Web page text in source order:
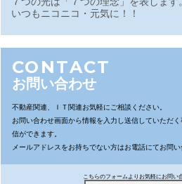
いつもニコニコ・元気に！！
CONTACT
お問い合わせ
不動産関連、ＩＴ関連お気軽にご相談ください。
お問い合わせ画面から情報を入力し送信していただ
信ができます。
メールアドレスをお持ちでない方はお電話にてお問い
こちらのフォームよりお気軽にお問い